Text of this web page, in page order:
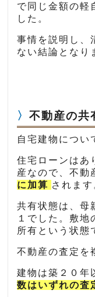
で同じ金額の軽
した。
事情を説明し、
ない結論となり
不動産の共
自宅建物につい
住宅ローンはあ
産なので、不動
に加算 されます
共有状態は、母
１でした。敷地
所有という状態
不動産の査定を
建物は築２０年
数はいずれの査